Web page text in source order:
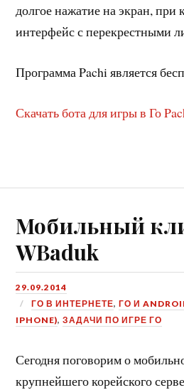
долгое нажатие на экран, при
интерфейс с перекрестными
Программа Pachi является
Скачать бота для игры в Го
Мобильный
WBaduk
29.09.2014
ГО В ИНТЕРНЕТЕ,ГО И
IPHONE),ЗАДАЧИ ПО ИГРЕ ГО
Сегодня поговорим о
крупнейшего корейского